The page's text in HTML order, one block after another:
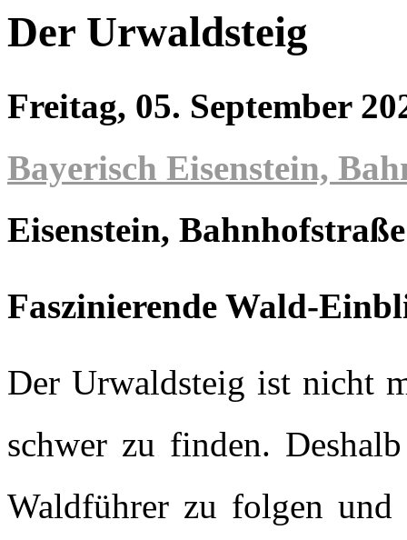
Der Urwaldsteig
Freitag, 05. September
Bayerisch Eisenstein,
Eisenstein,
Faszinierende Wald-
Der Urwaldsteig ist nicht
schwer zu finden.
Waldführer zu folgen